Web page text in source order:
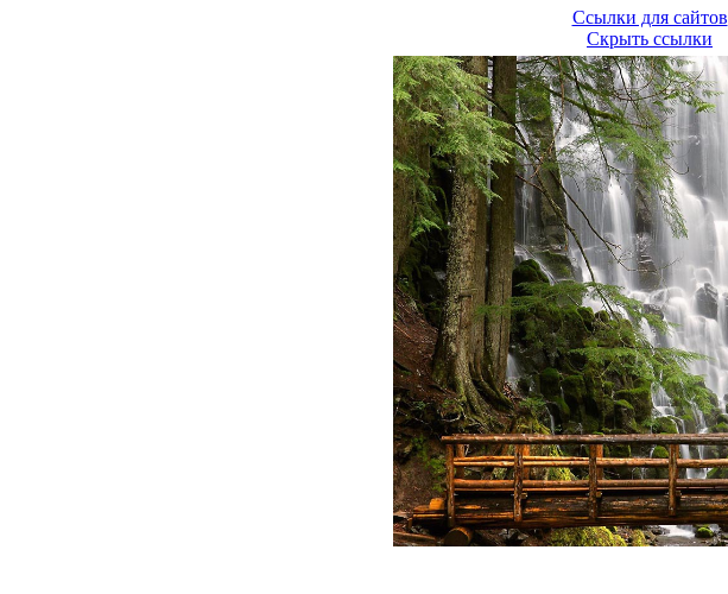
Ссылки для сайтов
Скрыть ссылки